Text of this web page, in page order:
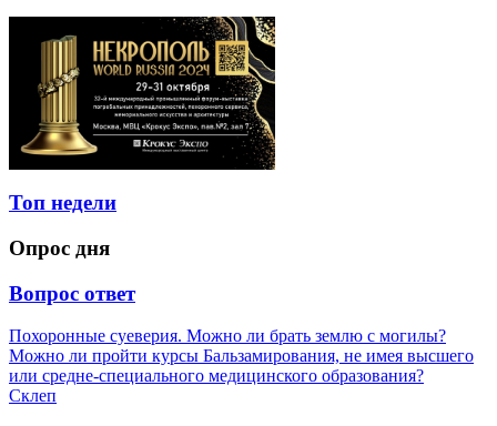
Топ недели
Опрос дня
Вопрос ответ
Похоронные суеверия. Можно ли брать землю с могилы?
Можно ли пройти курсы Бальзамирования, не имея высшего
или средне-специального медицинского образования?
Склеп